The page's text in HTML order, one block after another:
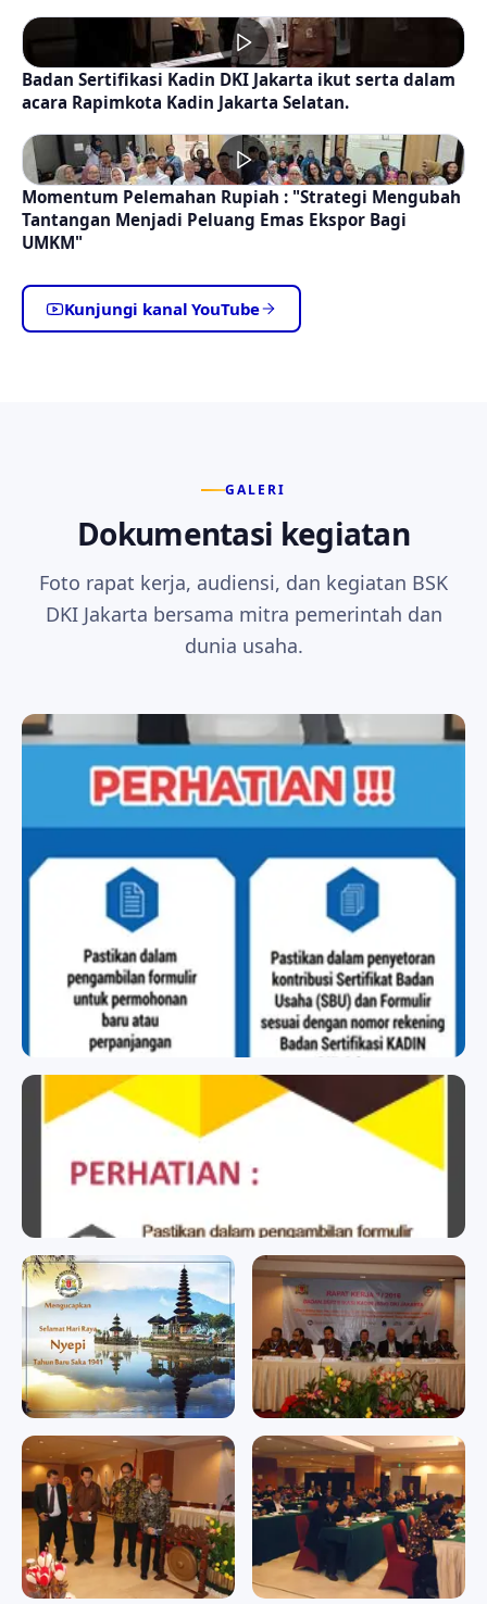
Badan Sertifikasi Kadin DKI Jakarta ikut serta dalam
acara Rapimkota Kadin Jakarta Selatan.
Momentum Pelemahan Rupiah : "Strategi Mengubah
Tantangan Menjadi Peluang Emas Ekspor Bagi
UMKM"
Kunjungi kanal YouTube
GALERI
Dokumentasi kegiatan
Foto rapat kerja, audiensi, dan kegiatan BSK
DKI Jakarta bersama mitra pemerintah dan
dunia usaha.
BADAN SERTIFIKASI KADIN
BADAN SERTIFIKASI KADIN
badan sertifikasi kadin
badan sertifikasi kadin
Memperingati Hari Raya
Nyepi Tahun Baru Saka
1941
Memperingati Hari Raya
Nyepi Tahun Baru Saka 1941
RAPAT KERJA II/2016
RAPAT KERJA II/2016